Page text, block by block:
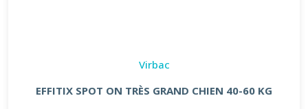
Virbac
EFFITIX SPOT ON TRÈS GRAND CHIEN 40-60 KG